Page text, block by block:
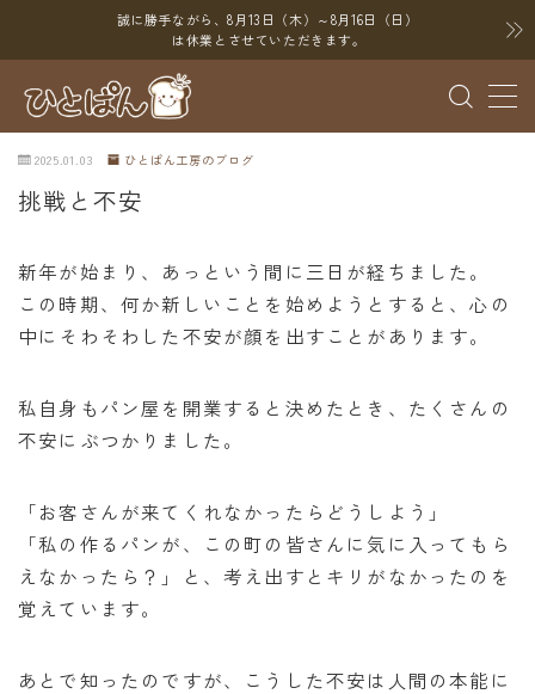
誠に勝手ながら、8月13日（木）～8月16日（日）
は休業とさせていただきます。
MENU
ブログ
YouTube
X（Twitter）
Threads
オンラインショップ
アクセス
求人
2025.01.03 ひとぱん工房のブログ
挑戦と不安
新年が始まり、あっという間に三日が経ちました。
この時期、何か新しいことを始めようとすると、心の
中にそわそわした不安が顔を出すことがあります。
私自身もパン屋を開業すると決めたとき、たくさんの
不安にぶつかりました。
「お客さんが来てくれなかったらどうしよう」
「私の作るパンが、この町の皆さんに気に入ってもら
えなかったら？」と、考え出すとキリがなかったのを
覚えています。
あとで知ったのですが、こうした不安は人間の本能に